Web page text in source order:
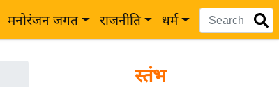
मनोरंजन जगत राजनीति धर्म
स्तंभ